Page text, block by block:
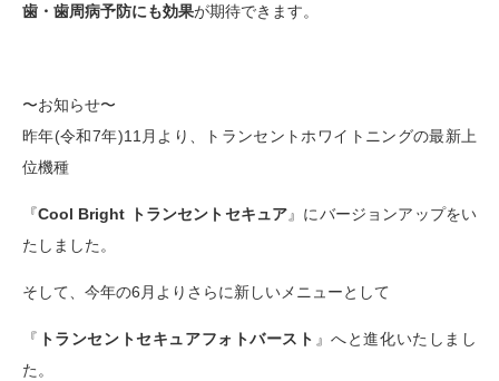
歯・歯周病予防にも効果が期待できます。
〜お知らせ〜
昨年(令和7年)11月より、トランセントホワイトニングの最新上
位機種
『Cool Bright トランセントセキュア』にバージョンアップをい
たしました。
そして、今年の6月よりさらに新しいメニューとして
『 トランセントセキュアフォトバースト 』へと進化いたしまし
た。